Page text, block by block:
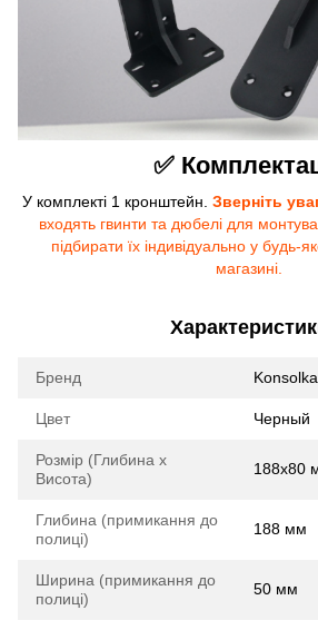
✅
У комплекті 1 кронштейн. Зверніть
входять гвинти та дюбелі для
підбирати їх індивідуально у будь-
магазині.
Бренд Konsolka
Цвет Черный
Розмір (Глибина х
Висота)
188x80
Глибина (примикання до
полиці)
188 мм
Ширина (примикання до
полиці)
50 мм